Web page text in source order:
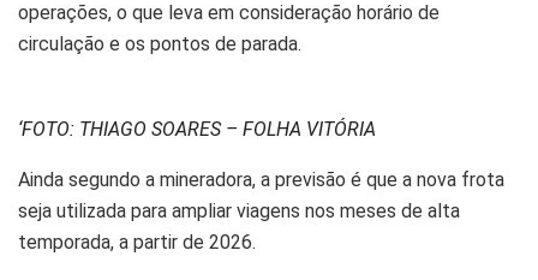
operações, o que leva em consideração horário de
circulação e os pontos de parada.
‘FOTO: THIAGO SOARES – FOLHA VITÓRIA
Ainda segundo a mineradora, a previsão é que a nova frota
seja utilizada para ampliar viagens nos meses de alta
temporada, a partir de 2026.